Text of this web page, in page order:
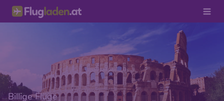
Billige Flüge